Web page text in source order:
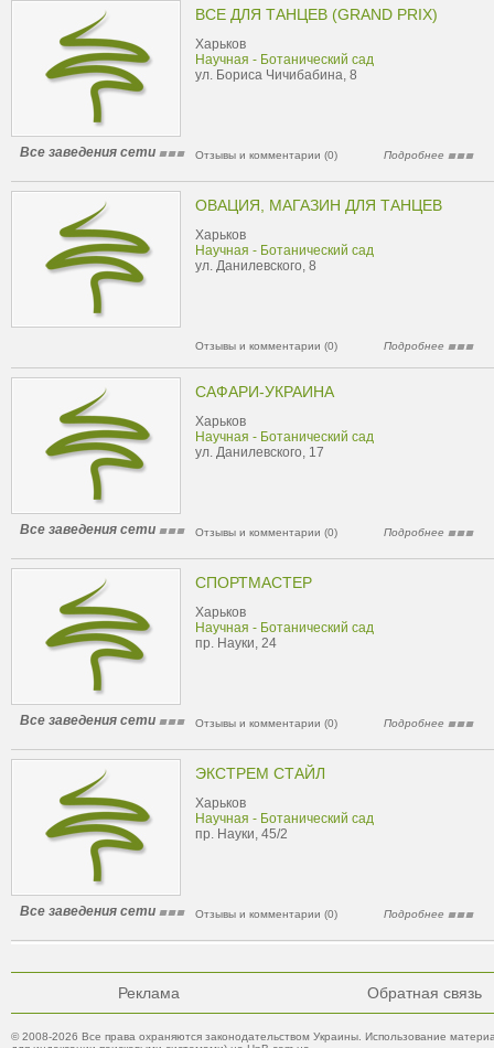
ВСЕ ДЛЯ ТАНЦЕВ (GRAND PRIX)
Харьков
Научная - Ботанический сад
ул. Бориса Чичибабина, 8
Все заведения сети Отзывы и комментарии (0) Подробнее
ОВАЦИЯ, МАГАЗИН ДЛЯ ТАНЦЕВ
Харьков
Научная - Ботанический сад
ул. Данилевского, 8
Отзывы и комментарии (0) Подробнее
САФАРИ-УКРАИНА
Харьков
Научная - Ботанический сад
ул. Данилевского, 17
Все заведения сети Отзывы и комментарии (0) Подробнее
СПОРТМАСТЕР
Харьков
Научная - Ботанический сад
пр. Науки, 24
Все заведения сети Отзывы и комментарии (0) Подробнее
ЭКСТРЕМ СТАЙЛ
Харьков
Научная - Ботанический сад
пр. Науки, 45/2
Все заведения сети Отзывы и комментарии (0) Подробнее
Реклама Обратная связь
© 2008-2026 Все права охраняются законодательством Украины. Использование